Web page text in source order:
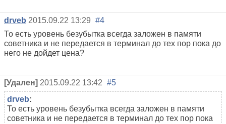
drveb 2015.09.22 13:29 #4
То есть уровень безубытка всегда заложен в памяти
советника и не передается в терминал до тех пор пока до
него не дойдет цена?
[Удален] 2015.09.22 13:42 #5
drveb:
То есть уровень безубытка всегда заложен в памяти
советника и не передается в терминал до тех пор пока